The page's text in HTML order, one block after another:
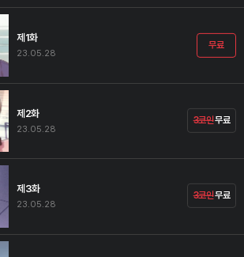
제1화
23.05.28
무료
제2화
23.05.28
3코인무료
제3화
23.05.28
3코인무료